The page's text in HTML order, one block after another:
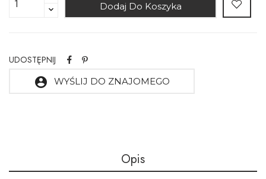
Dodaj Do Koszyka
UDOSTĘPNIJ
account_circle WYŚLIJ DO ZNAJOMEGO
Opis